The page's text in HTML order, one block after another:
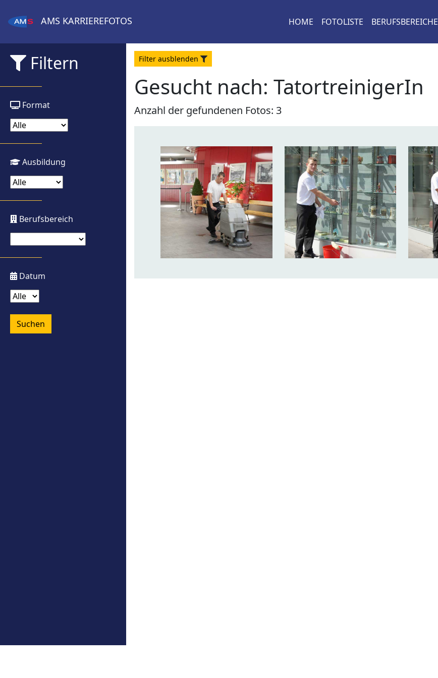
AMS KARRIEREFOTOS HOME FOTOLISTE BERUFSBEREICHE
Filtern
Format
Ausbildung
Berufsbereich
Datum
Suchen
Filter ausblenden
Gesucht nach: TatortreinigerIn
Anzahl der gefundenen Fotos: 3